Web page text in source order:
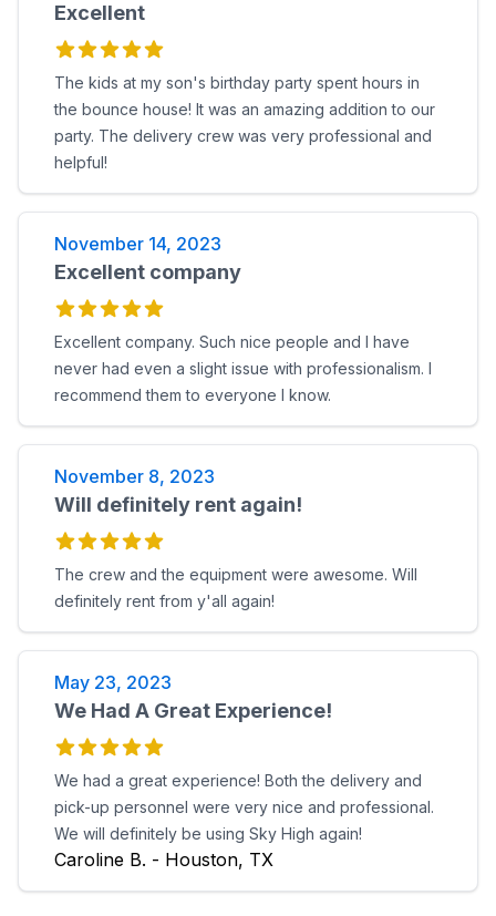
Excellent
The kids at my son's birthday party spent hours in
the bounce house! It was an amazing addition to our
party. The delivery crew was very professional and
helpful!
November 14, 2023
Excellent company
Excellent company. Such nice people and I have
never had even a slight issue with professionalism. I
recommend them to everyone I know.
November 8, 2023
Will definitely rent again!
The crew and the equipment were awesome. Will
definitely rent from y'all again!
May 23, 2023
We Had A Great Experience!
We had a great experience! Both the delivery and
pick-up personnel were very nice and professional.
We will definitely be using Sky High again!
Caroline B. - Houston, TX